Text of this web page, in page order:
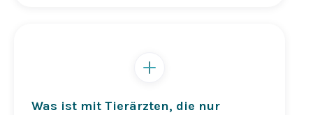
Was ist mit Tierärzten, die nur